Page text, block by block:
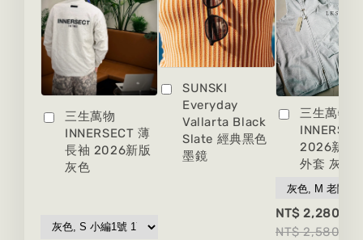
三生萬物
INNERSECT 薄
長袖 2026新版
灰色
SUNSKI
Everyday
Vallarta Black
Slate 經典黑色
墨鏡
三生萬物
2026新版
外套 灰色
NT$ 2,280
NT$ 2,580